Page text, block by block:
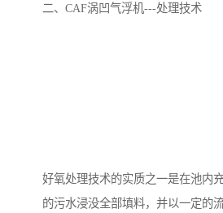
二、CAF涡凹气浮机---处理技术
好氧处理技术的实质之一是在池内
的污水浸没全部填料，并以一定的